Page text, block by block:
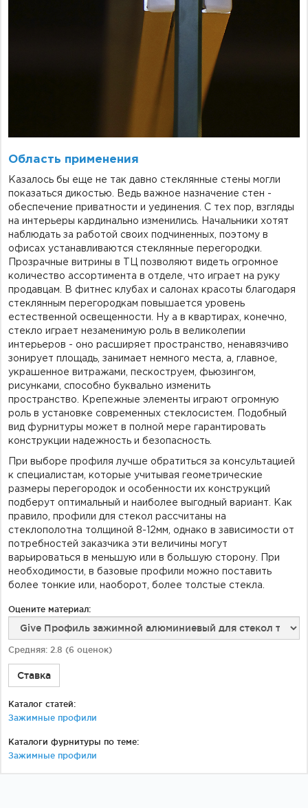
Область применения
Казалось бы еще не так давно стеклянные стены могли
показаться дикостью. Ведь важное назначение стен -
обеспечение приватности и уединения. С тех пор, взгляды
на интерьеры кардинально изменились. Начальники хотят
наблюдать за работой своих подчиненных, поэтому в
офисах устанавливаются стеклянные перегородки.
Прозрачные витрины в ТЦ позволяют видеть огромное
количество ассортимента в отделе, что играет на руку
продавцам. В фитнес клубах и салонах красоты благодаря
стеклянным перегородкам повышается уровень
естественной освещенности. Ну а в квартирах, конечно,
стекло играет незаменимую роль в великолепии
интерьеров - оно расширяет пространство, ненавязчиво
зонирует площадь, занимает немного места, а, главное,
украшенное витражами, пескоструем, фьюзингом,
рисунками, способно буквально изменить
пространство. Крепежные элементы играют огромную
роль в установке современных стеклосистем. Подобный
вид фурнитуры может в полной мере гарантировать
конструкции надежность и безопасность.
При выборе профиля лучше обратиться за консультацией
к специалистам, которые учитывая геометрические
размеры перегородок и особенности их конструкций
подберут оптимальный и наиболее выгодный вариант. Как
правило, профили для стекол рассчитаны на
стеклополотна толщиной 8-12мм, однако в зависимости от
потребностей заказчика эти величины могут
варьироваться в меньшую или в большую сторону. При
необходимости, в базовые профили можно поставить
более тонкие или, наоборот, более толстые стекла.
Оцените материал:
Средняя: 2.8 (6 оценок)
Ставка
Каталог статей:
Зажимные профили
Каталоги фурнитуры по теме:
Зажимные профили